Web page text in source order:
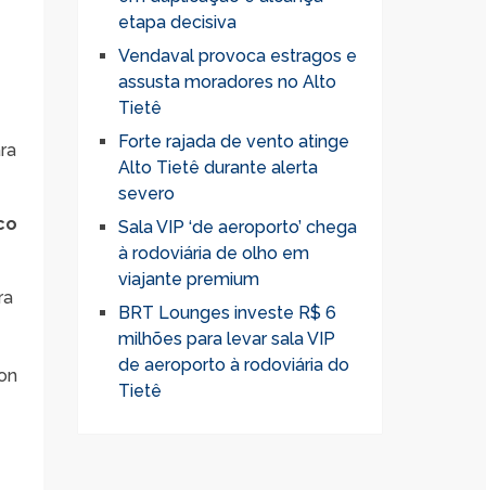
etapa decisiva
Vendaval provoca estragos e
assusta moradores no Alto
Tietê
Forte rajada de vento atinge
Alto Tietê durante alerta
severo
Sala VIP ‘de aeroporto’ chega
à rodoviária de olho em
viajante premium
BRT Lounges investe R$ 6
milhões para levar sala VIP
de aeroporto à rodoviária do
Tietê